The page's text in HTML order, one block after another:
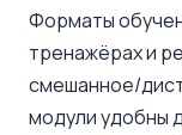
Форматы
тренажёрах и
смешанное/
модули удобны